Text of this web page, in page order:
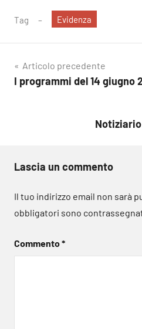
Tag Evidenza
Navigazione
articoli
Articolo precedente
I programmi del 14 giugno
Notiziario
Lascia un commento
Il tuo indirizzo email non sarà
obbligatori sono
Commento*